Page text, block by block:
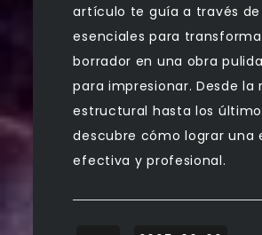
artículo te guía a través de
esenciales para
borrador en una obra
para impresionar. Desde la
estructural hasta los
descubre cómo lograr una
efectiva y profesional.